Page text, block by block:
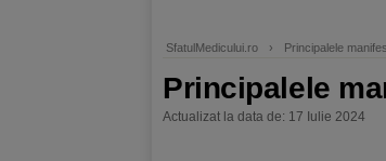
SfatulMedicului.ro › Principalele
Principalele
Actualizat la data de: 17 Iulie 2024